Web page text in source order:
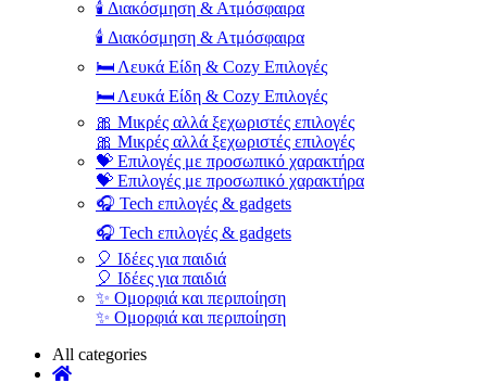
🕯️ Διακόσμηση & Ατμόσφαιρα
🕯️ Διακόσμηση & Ατμόσφαιρα
🛏️ Λευκά Είδη & Cozy Επιλογές
🛏️ Λευκά Είδη & Cozy Επιλογές
🎀 Μικρές αλλά ξεχωριστές επιλογές
🎀 Μικρές αλλά ξεχωριστές επιλογές
💝 Επιλογές με προσωπικό χαρακτήρα
💝 Επιλογές με προσωπικό χαρακτήρα
🎧 Tech επιλογές & gadgets
🎧 Tech επιλογές & gadgets
🎈 Ιδέες για παιδιά
🎈 Ιδέες για παιδιά
✨ Ομορφιά και περιποίηση
✨ Ομορφιά και περιποίηση
All categories